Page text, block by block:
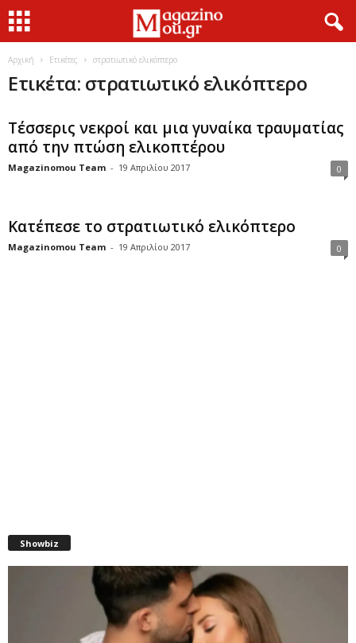
Αρχική Ετικέτες στρατιωτικό ελικόπτερο
Ετικέτα: στρατιωτικό ελικόπτερο
Τέσσερις νεκροί και μια γυναίκα τραυματίας
από την πτώση ελικοπτέρου
Magazinomou Team - 19 Απριλίου 2017 0
Κατέπεσε το στρατιωτικό ελικόπτερο
Magazinomou Team - 19 Απριλίου 2017 0
Showbiz